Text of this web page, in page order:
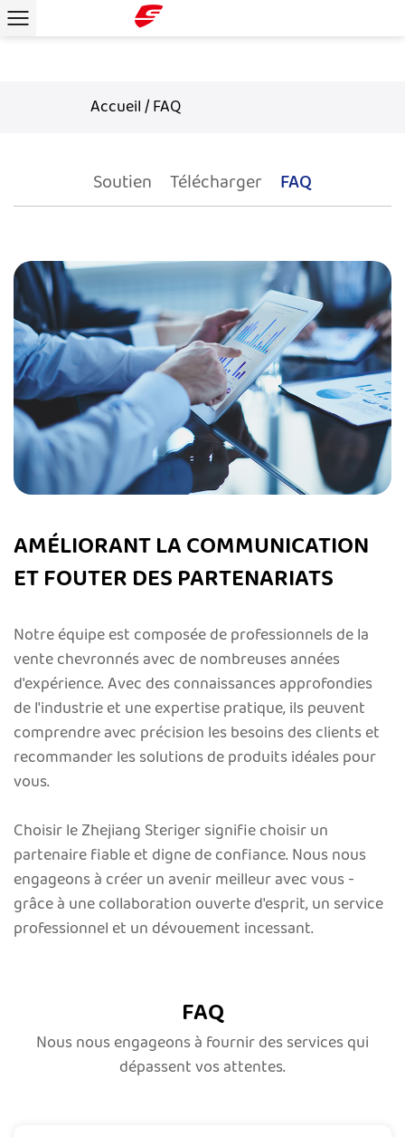
Accueil/FAQ
Soutien Télécharger FAQ
AMÉLIORANT LA COMMUNICATION
ET FOUTER DES PARTENARIATS
Notre équipe est composée de professionnels de la
vente chevronnés avec de nombreuses années
d'expérience. Avec des connaissances approfondies
de l'industrie et une expertise pratique, ils peuvent
comprendre avec précision les besoins des clients et
recommander les solutions de produits idéales pour
vous.
Choisir le Zhejiang Steriger signifie choisir un
partenaire fiable et digne de confiance. Nous nous
engageons à créer un avenir meilleur avec vous -
grâce à une collaboration ouverte d'esprit, un service
professionnel et un dévouement incessant.
FAQ
Nous nous engageons à fournir des services qui
dépassent vos attentes.